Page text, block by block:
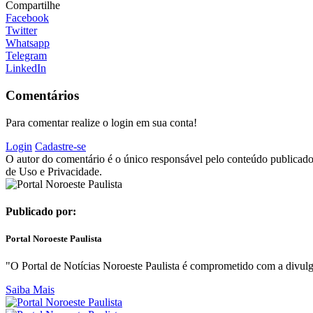
Compartilhe
Facebook
Twitter
Whatsapp
Telegram
LinkedIn
Comentários
Para comentar realize o login em sua conta!
Login Cadastre-se
O autor do comentário é o único responsável pelo conteúdo
de Uso e Privacidade.
Publicado por:
Portal Noroeste Paulista
"O Portal de Notícias Noroeste Paulista é comprometido com a
Saiba Mais